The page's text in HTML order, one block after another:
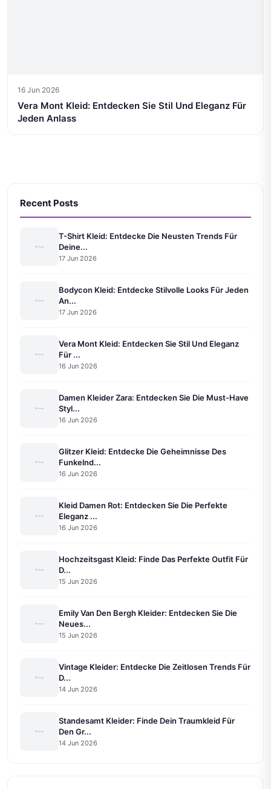
16 Jun 2026
Vera Mont Kleid: Entdecken Sie Stil Und Eleganz Für
Jeden Anlass
Recent Posts
T-Shirt Kleid: Entdecke Die Neusten Trends Für
Deine...
17 Jun 2026
Bodycon Kleid: Entdecke Stilvolle Looks Für Jeden
An...
17 Jun 2026
Vera Mont Kleid: Entdecken Sie Stil Und Eleganz
Für ...
16 Jun 2026
Damen Kleider Zara: Entdecken Sie Die Must-Have
Styl...
16 Jun 2026
Glitzer Kleid: Entdecke Die Geheimnisse Des
Funkelnd...
16 Jun 2026
Kleid Damen Rot: Entdecken Sie Die Perfekte
Eleganz ...
16 Jun 2026
Hochzeitsgast Kleid: Finde Das Perfekte Outfit Für
D...
15 Jun 2026
Emily Van Den Bergh Kleider: Entdecken Sie Die
Neues...
15 Jun 2026
Vintage Kleider: Entdecke Die Zeitlosen Trends Für
D...
14 Jun 2026
Standesamt Kleider: Finde Dein Traumkleid Für
Den Gr...
14 Jun 2026